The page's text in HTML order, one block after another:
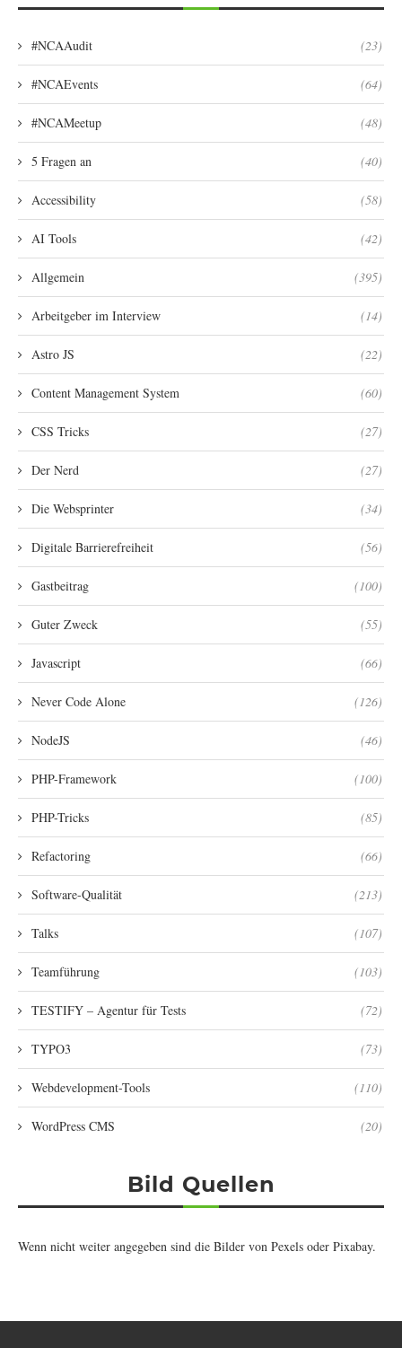
#NCAAudit (23)
#NCAEvents (64)
#NCAMeetup (48)
5 Fragen an (40)
Accessibility (58)
AI Tools (42)
Allgemein (395)
Arbeitgeber im Interview (14)
Astro JS (22)
Content Management System (60)
CSS Tricks (27)
Der Nerd (27)
Die Websprinter (34)
Digitale Barrierefreiheit (56)
Gastbeitrag (100)
Guter Zweck (55)
Javascript (66)
Never Code Alone (126)
NodeJS (46)
PHP-Framework (100)
PHP-Tricks (85)
Refactoring (66)
Software-Qualität (213)
Talks (107)
Teamführung (103)
TESTIFY – Agentur für Tests (72)
TYPO3 (73)
Webdevelopment-Tools (110)
WordPress CMS (20)
Bild Quellen
Wenn nicht weiter angegeben sind die Bilder von Pexels oder Pixabay.